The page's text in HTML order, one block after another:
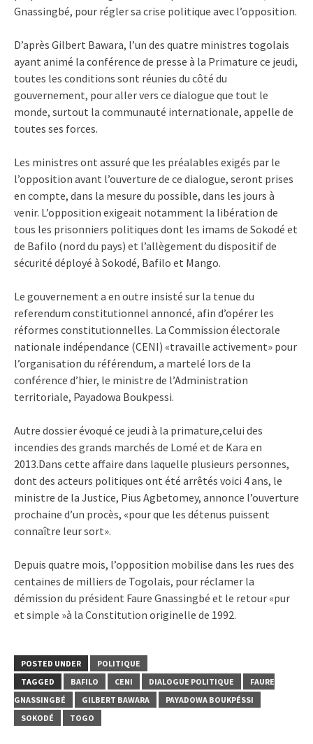
Gnassingbé, pour régler sa crise politique avec l’opposition.
D’après Gilbert Bawara, l’un des quatre ministres togolais
ayant animé la conférence de presse à la Primature ce jeudi,
toutes les conditions sont réunies du côté du
gouvernement, pour aller vers ce dialogue que tout le
monde, surtout la communauté internationale, appelle de
toutes ses forces.
Les ministres ont assuré que les préalables exigés par le
l’opposition avant l’ouverture de ce dialogue, seront prises
en compte, dans la mesure du possible, dans les jours à
venir. L’opposition exigeait notamment la libération de
tous les prisonniers politiques dont les imams de Sokodé et
de Bafilo (nord du pays) et l’allègement du dispositif de
sécurité déployé à Sokodé, Bafilo et Mango.
Le gouvernement a en outre insisté sur la tenue du
referendum constitutionnel annoncé, afin d’opérer les
réformes constitutionnelles. La Commission électorale
nationale indépendance (CENI) «travaille activement» pour
l’organisation du référendum, a martelé lors de la
conférence d’hier, le ministre de l’Administration
territoriale, Payadowa Boukpessi.
Autre dossier évoqué ce jeudi à la primature,celui des
incendies des grands marchés de Lomé et de Kara en
2013.Dans cette affaire dans laquelle plusieurs personnes,
dont des acteurs politiques ont été arrêtés voici 4 ans, le
ministre de la Justice, Pius Agbetomey, annonce l’ouverture
prochaine d’un procès, «pour que les détenus puissent
connaître leur sort».
Depuis quatre mois, l’opposition mobilise dans les rues des
centaines de milliers de Togolais, pour réclamer la
démission du président Faure Gnassingbé et le retour «pur
et simple »à la Constitution originelle de 1992.
POSTED UNDER
POLITIQUE
TAGGED
BAFILO CENI DIALOGUE POLITIQUE
FAURE
GNASSINGBÉ
GILBERT BAWARA
PAYADOWA BOUKPÉSSI
SOKODÉ
TOGO